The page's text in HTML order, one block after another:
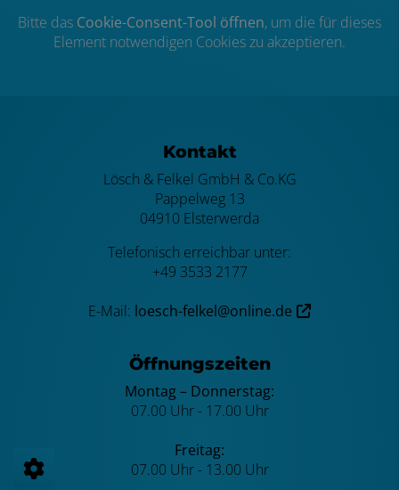
Bitte das Cookie-Consent-Tool öffnen, um die für dieses
Element notwendigen Cookies zu akzeptieren.
Footer - Kontaktdaten und
Kontakt
Lösch & Felkel GmbH & Co.KG
Pappelweg 13
04910 Elsterwerda
Telefonisch erreichbar unter:
+49 3533 2177
E-Mail: loesch-felkel@online.de
Öffnungszeiten
Montag – Donnerstag:
07.00 Uhr - 17.00 Uhr
Freitag:
07.00 Uhr - 13.00 Uhr